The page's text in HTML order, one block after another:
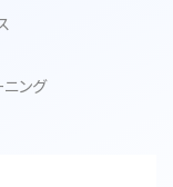
ニング